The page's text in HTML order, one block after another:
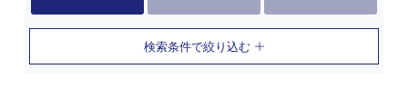
検索条件で絞り込む